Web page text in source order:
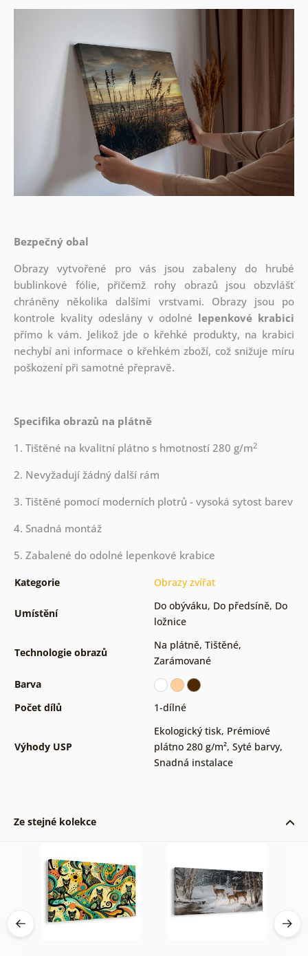
Bezpečný obal
Obrazy vytvořené pro vás jsou zabaleny do hrubé
bublinkové fólie, přičemž rohy obrazů jsou obzvlášť
chráněny několika dalšími vrstvami. Obrazy jsou po
kontrole kvality odeslány v odolné lepenkové krabici
přímo k vám. Jelikož jde o křehké produkty, na krabici
nechybí ani informace o křehkém zboží, což snižuje míru
poškození při samotné přepravě.
Specifika obrazů na plátně
1. Tištěné na kvalitní plátno s hmotností 280 g/m2
2. Nevyžadují žádný další rám
3. Tištěné pomocí moderních plotrů - vysoká sytost barev
4. Snadná montáž
5. Zabalené do odolné lepenkové krabice
Kategorie Obrazy zvířat
Umístění
Do obýváku, Do předsíně, Do
ložnice
Technologie obrazů
Na plátně, Tištěné,
Zarámované
Barva
Počet dílů
1-dílné
Výhody USP
Ekologický tisk, Prémiové
plátno 280 g/m², Syté barvy,
Snadná instalace
Ze stejné kolekce